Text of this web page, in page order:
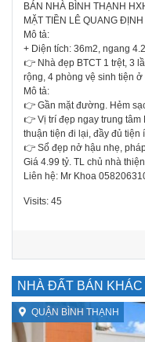
BÁN NHÀ BÌNH THẠNH
MẶT TIỀN LÊ QUANG
Mô tả:
+ Diện tích: 36m2, ngang
👉 Nhà đẹp BTCT 1 trệt, 3
rộng, 4 phòng vệ sinh tiện
Mô tả:
👉 Gần mặt đường. Hẻm
👉 Vị trí đẹp ngay trung tâm
thuận tiện đi lại, đầy đủ tiện
👉 Sổ đẹp nở hậu nhẹ,
Giá 4.99 tỷ. TL chủ nhà
Liên hệ: Mr Khoa
Visits: 45
NHÀ ĐẤT BÁN KHÁC
QUẬN BÌNH THẠNH